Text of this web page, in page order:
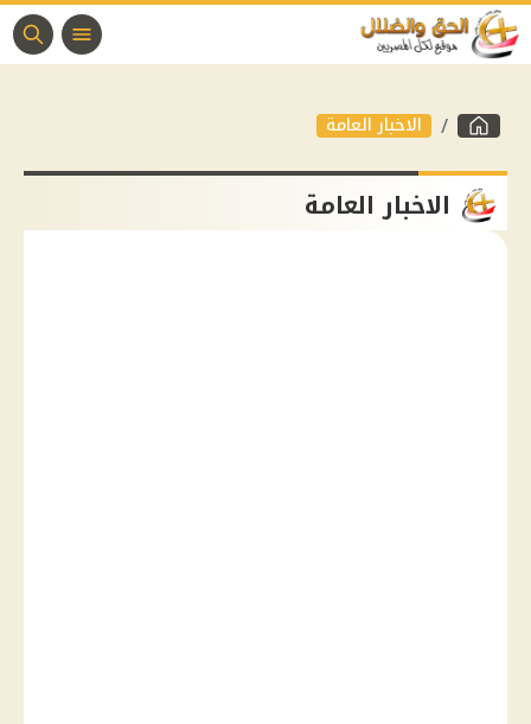
الاخبار العامة
الاخبار العامة